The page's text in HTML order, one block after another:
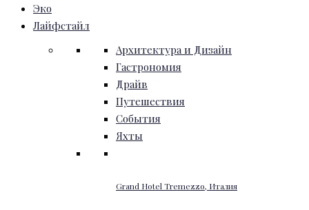
Эко
Лайфстайл
Архитектура и Дизайн
Гастрономия
Драйв
Путешествия
События
Яхты
Grand Hotel Tremezzo, Италия